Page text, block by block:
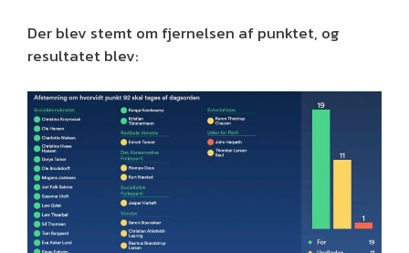
Der blev stemt om fjernelsen af punktet, og
resultatet blev: